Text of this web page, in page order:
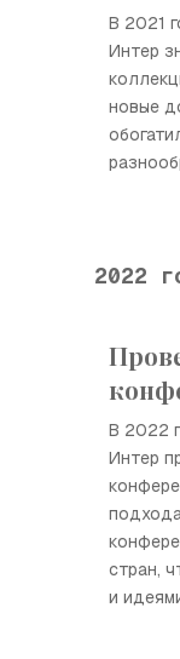
В 2021
Интер
новые
2022
В 2022
Интер
стран,
и